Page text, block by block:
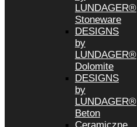
LUNDAGER®
Stoneware
DESIGNS
by
LUNDAGER®
Dolomite
DESIGNS
by
LUNDAGER®
Beton